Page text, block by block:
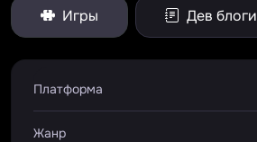
Игры Дев блоги
Платформа
Жанр